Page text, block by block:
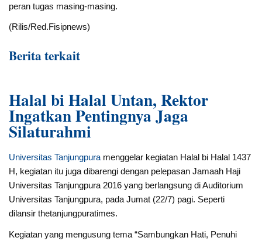
peran tugas masing-masing.
(Rilis/Red.Fisipnews)
Berita terkait
Halal bi Halal Untan, Rektor
Ingatkan Pentingnya Jaga
Silaturahmi
Universitas Tanjungpura menggelar kegiatan Halal bi Halal 1437
H, kegiatan itu juga dibarengi dengan pelepasan Jamaah Haji
Universitas Tanjungpura 2016 yang berlangsung di Auditorium
Universitas Tanjungpura, pada Jumat (22/7) pagi. Seperti
dilansir thetanjungpuratimes.
Kegiatan yang mengusung tema “Sambungkan Hati, Penuhi